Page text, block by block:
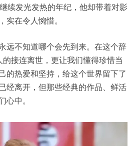
续发光发热的年纪，他却带着对影
在令人惋惜。
远不知道哪个会先到来。在这个辞
接连离世，更让我们懂得珍惜当
的热爱和坚持，给这个世界留下了
经离开，但那些经典的作品、鲜活
中。